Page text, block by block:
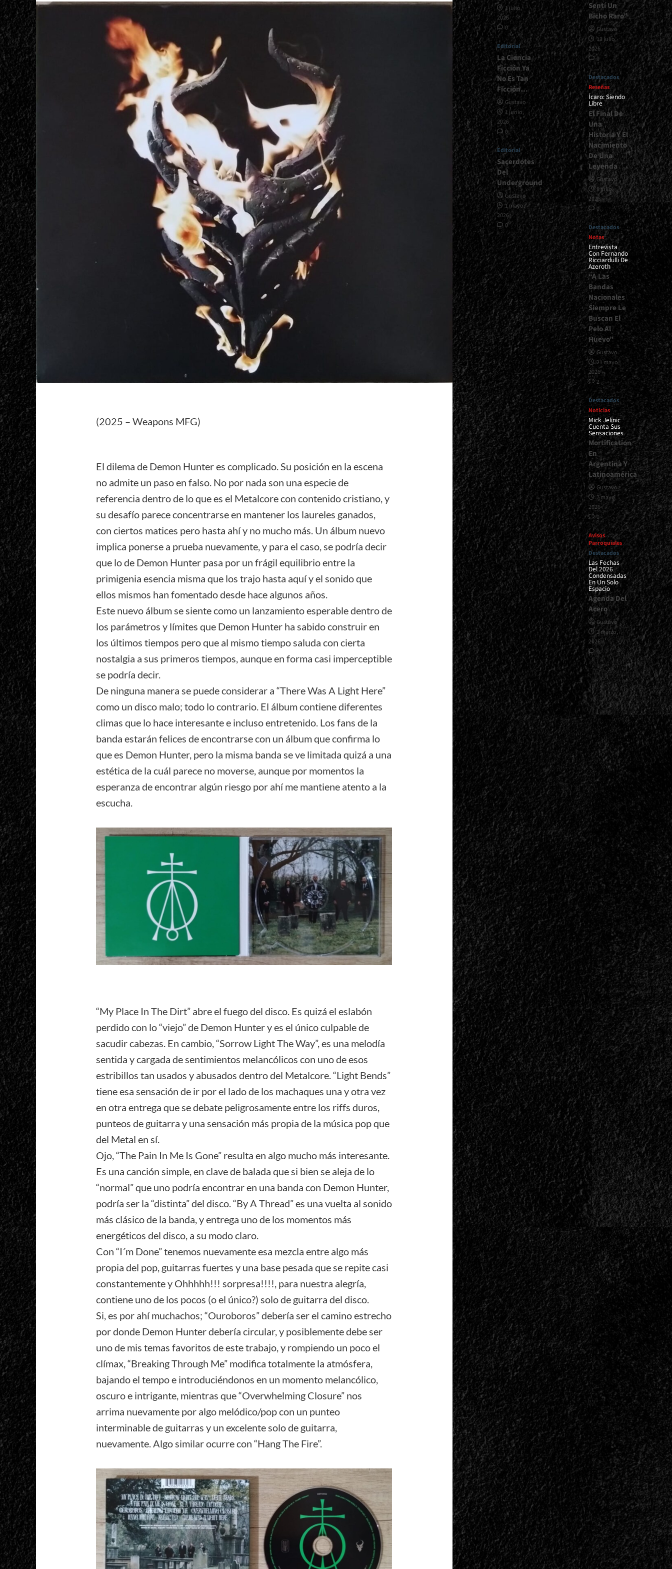
(2025 – Weapons MFG)
El dilema de Demon Hunter es complicado. Su posición en la escena
no admite un paso en falso. No por nada son una especie de
referencia dentro de lo que es el Metalcore con contenido cristiano, y
su desafío parece concentrarse en mantener los laureles ganados,
con ciertos matices pero hasta ahí y no mucho más. Un álbum nuevo
implica ponerse a prueba nuevamente, y para el caso, se podría decir
que lo de Demon Hunter pasa por un frágil equilibrio entre la
primigenia esencia misma que los trajo hasta aquí y el sonido que
ellos mismos han fomentado desde hace algunos años.
Este nuevo álbum se siente como un lanzamiento esperable dentro de
los parámetros y límites que Demon Hunter ha sabido construir en
los últimos tiempos pero que al mismo tiempo saluda con cierta
nostalgia a sus primeros tiempos, aunque en forma casi imperceptible
se podría decir.
De ninguna manera se puede considerar a “There Was A Light Here”
como un disco malo; todo lo contrario. El álbum contiene diferentes
climas que lo hace interesante e incluso entretenido. Los fans de la
banda estarán felices de encontrarse con un álbum que confirma lo
que es Demon Hunter, pero la misma banda se ve limitada quizá a una
estética de la cuál parece no moverse, aunque por momentos la
esperanza de encontrar algún riesgo por ahí me mantiene atento a la
escucha.
“My Place In The Dirt” abre el fuego del disco. Es quizá el eslabón
perdido con lo “viejo” de Demon Hunter y es el único culpable de
sacudir cabezas. En cambio, “Sorrow Light The Way”, es una melodía
sentida y cargada de sentimientos melancólicos con uno de esos
estribillos tan usados y abusados dentro del Metalcore. “Light Bends”
tiene esa sensación de ir por el lado de los machaques una y otra vez
en otra entrega que se debate peligrosamente entre los riffs duros,
punteos de guitarra y una sensación más propia de la música pop que
del Metal en sí.
Ojo, “The Pain In Me Is Gone” resulta en algo mucho más interesante.
Es una canción simple, en clave de balada que si bien se aleja de lo
“normal” que uno podría encontrar en una banda con Demon Hunter,
podría ser la “distinta” del disco. “By A Thread” es una vuelta al sonido
más clásico de la banda, y entrega uno de los momentos más
energéticos del disco, a su modo claro.
Con “I´m Done” tenemos nuevamente esa mezcla entre algo más
propia del pop, guitarras fuertes y una base pesada que se repite casi
constantemente y Ohhhhh!!! sorpresa!!!!, para nuestra alegría,
contiene uno de los pocos (o el único?) solo de guitarra del disco.
Si, es por ahí muchachos; “Ouroboros” debería ser el camino estrecho
por donde Demon Hunter debería circular, y posiblemente debe ser
uno de mis temas favoritos de este trabajo, y rompiendo un poco el
clímax, “Breaking Through Me” modifica totalmente la atmósfera,
bajando el tempo e introduciéndonos en un momento melancólico,
oscuro e intrigante, mientras que “Overwhelming Closure” nos
arrima nuevamente por algo melódico/pop con un punteo
interminable de guitarras y un excelente solo de guitarra,
nuevamente. Algo similar ocurre con “Hang The Fire”.
1 julio,
2026
0
Editorial
La Ciencia
Ficción Ya
No Es Tan
Ficción…
Gustavo
1 junio,
2026
0
Editorial
Sacerdotes
Del
Underground
Gustavo
1 mayo,
2026
0
Sentí Un
Bicho Raro”
Gustavo
13 julio,
2026
0
Destacados
Reseñas
Ícaro: Siendo
Libre
El Final De
Una
Historia Y El
Nacimiento
De Una
Leyenda
Gustavo
8 julio,
2026
0
Destacados
Notas
Entrevista
Con Fernando
Ricciardulli De
Azeroth
“A Las
Bandas
Nacionales
Siempre Le
Buscan El
Pelo Al
Huevo”
Gustavo
21 mayo,
2026
2
Destacados
Noticias
Mick Jelinic
Cuenta Sus
Sensaciones
Mortification
En
Argentina Y
Latinoamérica
Gustavo
7 mayo,
2026
0
Avisos
Parroquiales
Destacados
Las Fechas
Del 2026
Condensadas
En Un Solo
Espacio
Agenda Del
Acero
Gustavo
2 marzo,
2026
0